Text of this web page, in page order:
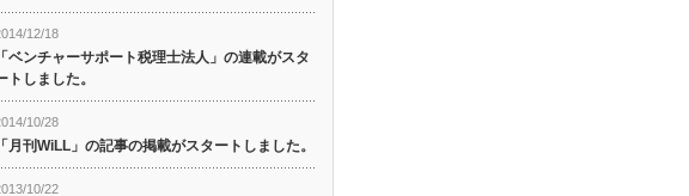
12/18
「ベンチャーサポート税理士法人」の連載がスタ
トしました。
10/28
「月刊WiLL」の記事の掲載がスタートしました。
10/22